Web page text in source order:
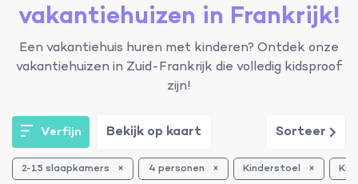
vakantiehuizen in Frankrijk!
Een vakantiehuis huren met kinderen? Ontdek onze
vakantiehuizen in Zuid-Frankrijk die volledig kidsproof
zijn!
Verfijn Bekijk op kaart Sorteer
2-15 slaapkamers 4 personen Kinderstoel